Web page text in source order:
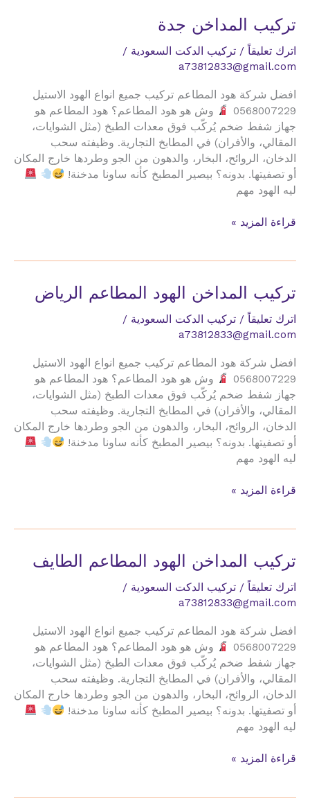
تركيب المداخن جدة
اترك تعليقاً / تركيب الدكت السعودية /
a73812833@gmail.com
افضل شركة هود المطاعم تركيب جميع انواع الهود الاستيل
0568007229
وش هو هود المطاعم؟ هود المطاعم هو
جهاز شفط ضخم يُركّب فوق معدات الطبخ (مثل الشوايات،
المقالي، والأفران) في المطابخ التجارية. وظيفته سحب
الدخان، الروائح، البخار، والدهون من الجو وطردها خارج المكان
أو تصفيتها. بدونه؟ بيصير المطبخ كأنه ساونا مدخنة!
ليه الهود مهم
تركيب
قراءة المزيد »
تركيب المداخن الهود المطاعم الرياض
اترك تعليقاً / تركيب الدكت السعودية /
a73812833@gmail.com
افضل شركة هود المطاعم تركيب جميع انواع الهود الاستيل
0568007229
وش هو هود المطاعم؟ هود المطاعم هو
جهاز شفط ضخم يُركّب فوق معدات الطبخ (مثل الشوايات،
المقالي، والأفران) في المطابخ التجارية. وظيفته سحب
الدخان، الروائح، البخار، والدهون من الجو وطردها خارج المكان
أو تصفيتها. بدونه؟ بيصير المطبخ كأنه ساونا مدخنة!
ليه الهود مهم
تركيب
الرياض
قراءة المزيد »
تركيب المداخن الهود المطاعم الطايف
اترك تعليقاً / تركيب الدكت السعودية /
a73812833@gmail.com
افضل شركة هود المطاعم تركيب جميع انواع الهود الاستيل
0568007229
وش هو هود المطاعم؟ هود المطاعم هو
جهاز شفط ضخم يُركّب فوق معدات الطبخ (مثل الشوايات،
المقالي، والأفران) في المطابخ التجارية. وظيفته سحب
الدخان، الروائح، البخار، والدهون من الجو وطردها خارج المكان
أو تصفيتها. بدونه؟ بيصير المطبخ كأنه ساونا مدخنة!
ليه الهود مهم
تركيب
قراءة المزيد »